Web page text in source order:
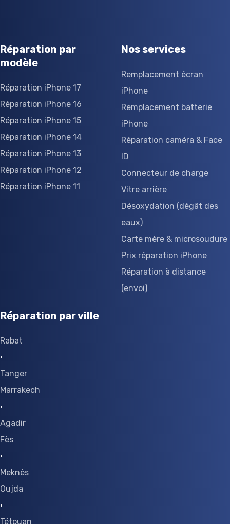
Réparation par
modèle
Réparation iPhone 17
Réparation iPhone 16
Réparation iPhone 15
Réparation iPhone 14
Réparation iPhone 13
Réparation iPhone 12
Réparation iPhone 11
Nos services
Remplacement écran
iPhone
Remplacement batterie
iPhone
Réparation caméra & Face
ID
Connecteur de charge
Vitre arrière
Désoxydation (dégât des
eaux)
Carte mère & microsoudure
Prix réparation iPhone
Réparation à distance
(envoi)
Réparation par ville
Rabat
·
Tanger
Marrakech
·
Agadir
Fès
·
Meknès
Oujda
·
Tétouan